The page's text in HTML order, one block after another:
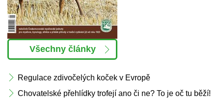
Všechny články
Regulace zdivočelých koček v Evropě
Chovatelské přehlídky trofejí ano či ne? To je oč tu běží!